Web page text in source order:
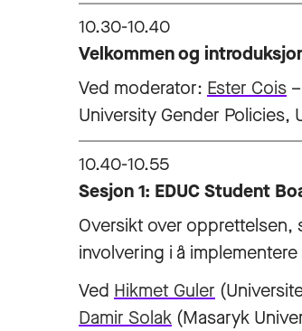
10.30-10.40
Velkommen og
Ved moderator: Ester Cois
University Gender Policies,
10.40-10.55
Sesjon 1: EDUC Student
Oversikt over opprettelsen,
involvering i å
Ved Hikmet Guler
Damir Solak (Masaryk